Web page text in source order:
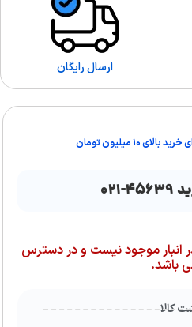
ارسال رایگان
۱۰ میلیون تومان
موجود نیست و در دسترس
باشد.